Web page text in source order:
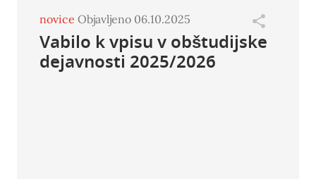
novice Objavljeno 06.10.2025
Vabilo k vpisu v obštudijske
dejavnosti 2025/2026